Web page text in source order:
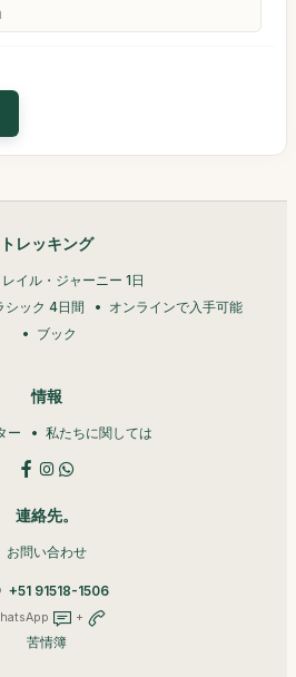
トレッキング
イル・ジャーニー 1日
シック 4日間
オンラインで入手可能
ブック
情報
ー 私たちに関しては
連絡先。
お問い合わせ
+51 91518-1506
+
苦情簿